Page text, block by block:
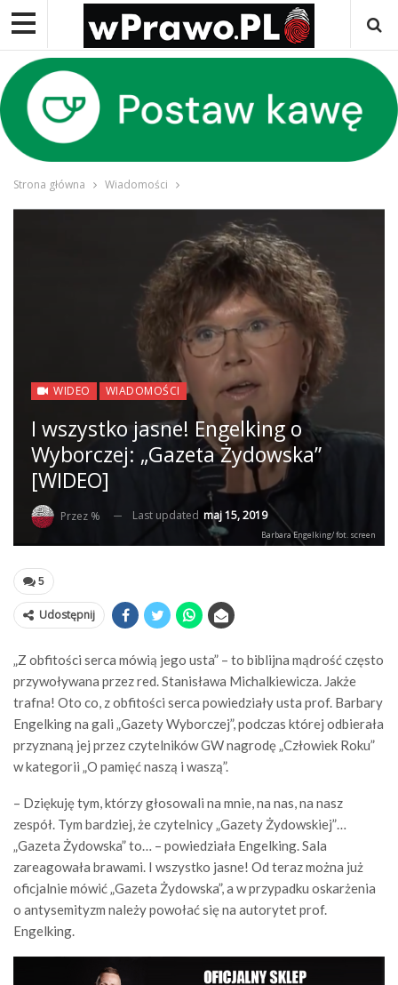
Strona główna Wiadomości
WIDEO WIADOMOŚCI
I wszystko jasne! Engelking o
Wyborczej: „Gazeta Żydowska”
[WIDEO]
Przez % Last updated maj 15, 2019
Barbara Engelking/ fot. screen
5
Udostępnij
„Z obfitości serca mówią jego usta” – to biblijna mądrość często
przywoływana przez red. Stanisława Michalkiewicza. Jakże
trafna! Oto co, z obfitości serca powiedziały usta prof. Barbary
Engelking na gali „Gazety Wyborczej”, podczas której odbierała
przyznaną jej przez czytelników GW nagrodę „Człowiek Roku”
w kategorii „O pamięć naszą i waszą”.
– Dziękuję tym, którzy głosowali na mnie, na nas, na nasz
zespół. Tym bardziej, że czytelnicy „Gazety Żydowskiej”…
„Gazeta Żydowska” to… – powiedziała Engelking. Sala
zareagowała brawami. I wszystko jasne! Od teraz można już
oficjalnie mówić „Gazeta Żydowska”, a w przypadku oskarżenia
o antysemityzm należy powołać się na autorytet prof.
Engelking.